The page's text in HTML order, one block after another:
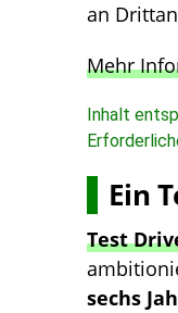
an
Mehr
Inhalt
Ein
Test
sechs